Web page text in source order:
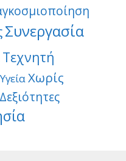
Συνεργασία
Τεχνητή
ΥγείαΧωρίς